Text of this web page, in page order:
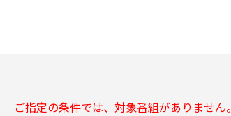
ご指定の条件では、対象番組がありません。